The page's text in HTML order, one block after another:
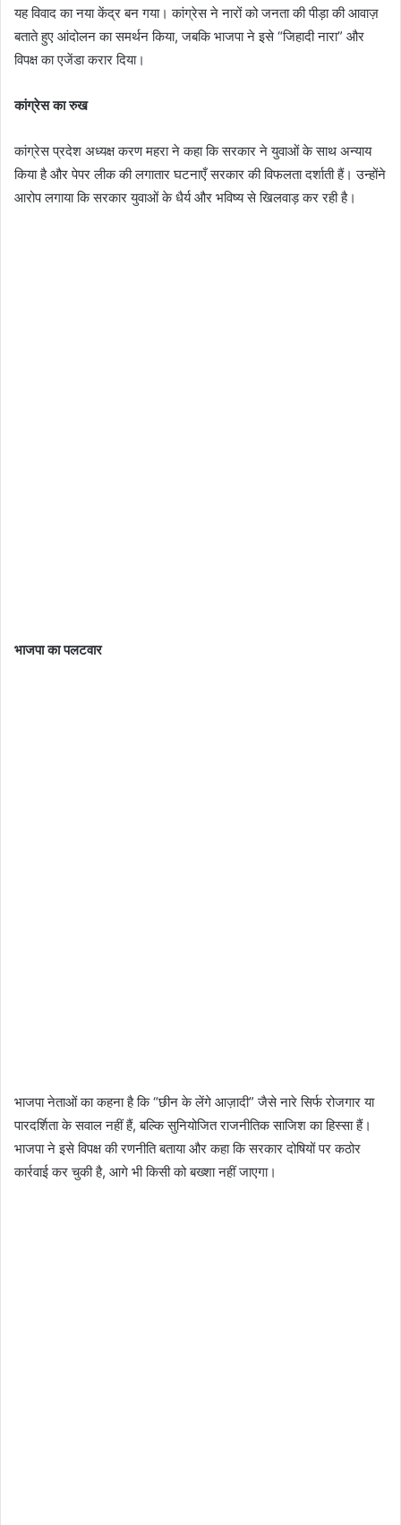
यह विवाद का नया केंद्र बन गया। कांग्रेस ने नारों को जनता की पीड़ा की आवाज़
बताते हुए आंदोलन का समर्थन किया, जबकि भाजपा ने इसे “जिहादी नारा” और
विपक्ष का एजेंडा करार दिया।
कांग्रेस का रुख
कांग्रेस प्रदेश अध्यक्ष करण महरा ने कहा कि सरकार ने युवाओं के साथ अन्याय
किया है और पेपर लीक की लगातार घटनाएँ सरकार की विफलता दर्शाती हैं। उन्होंने
आरोप लगाया कि सरकार युवाओं के धैर्य और भविष्य से खिलवाड़ कर रही है।
भाजपा का पलटवार
भाजपा नेताओं का कहना है कि “छीन के लेंगे आज़ादी” जैसे नारे सिर्फ रोजगार या
पारदर्शिता के सवाल नहीं हैं, बल्कि सुनियोजित राजनीतिक साजिश का हिस्सा हैं।
भाजपा ने इसे विपक्ष की रणनीति बताया और कहा कि सरकार दोषियों पर कठोर
कार्रवाई कर चुकी है, आगे भी किसी को बख्शा नहीं जाएगा।